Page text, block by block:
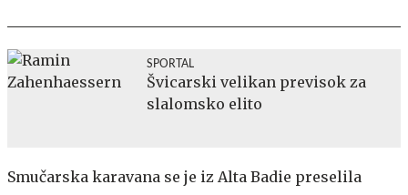
SPORTAL
Švicarski velikan previsok za
slalomsko elito
Smučarska karavana se je iz Alta Badie preselila